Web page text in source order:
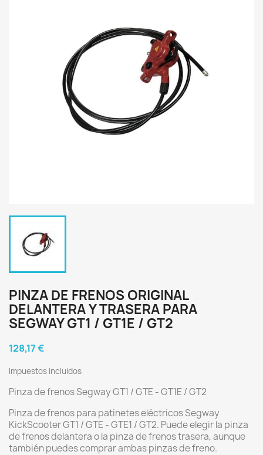
PINZA DE FRENOS ORIGINAL
DELANTERA Y TRASERA PARA
SEGWAY GT1 / GT1E / GT2
128,17 €
Impuestos incluidos
Pinza de frenos Segway GT1 / GTE - GT1E / GT2
Pinza de frenos para patinetes eléctricos Segway
KickScooter GT1 / GTE - GTE1 / GT2. Puede elegir la pinza
de frenos delantera o la pinza de frenos trasera, aunque
también puedes comprar ambas pinzas de freno.